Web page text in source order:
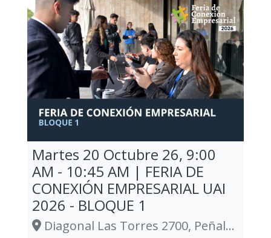
Martes 20 Octubre 26, 9:00
AM - 10:45 AM | FERIA DE
CONEXIÓN EMPRESARIAL UAI
2026 - BLOQUE 1
Diagonal Las Torres 2700, Peñalolén